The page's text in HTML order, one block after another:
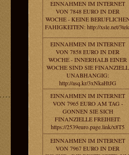
EINNAHMEN IM INTERNET
VON 7848 EURO IN DER
WOCHE - KEINE
FAHIGKEITEN: http://xsle.net/
EINNAHMEN IM INTERNET
VON 7858 EURO IN DER
WOCHE - INNERHALB EINER
WOCHE SIND SIE FINANZIELL
UNABHANGIG:
http://asq.kr/3xNkaHtJG
EINNAHMEN IM INTERNET
VON 7965 EURO AM TAG -
GONNEN SIE SICH
FINANZIELLE FREIHEIT:
https://2539euro.page.link/x8T5
EINNAHMEN IM INTERNET
VON 7967 EURO IN DER